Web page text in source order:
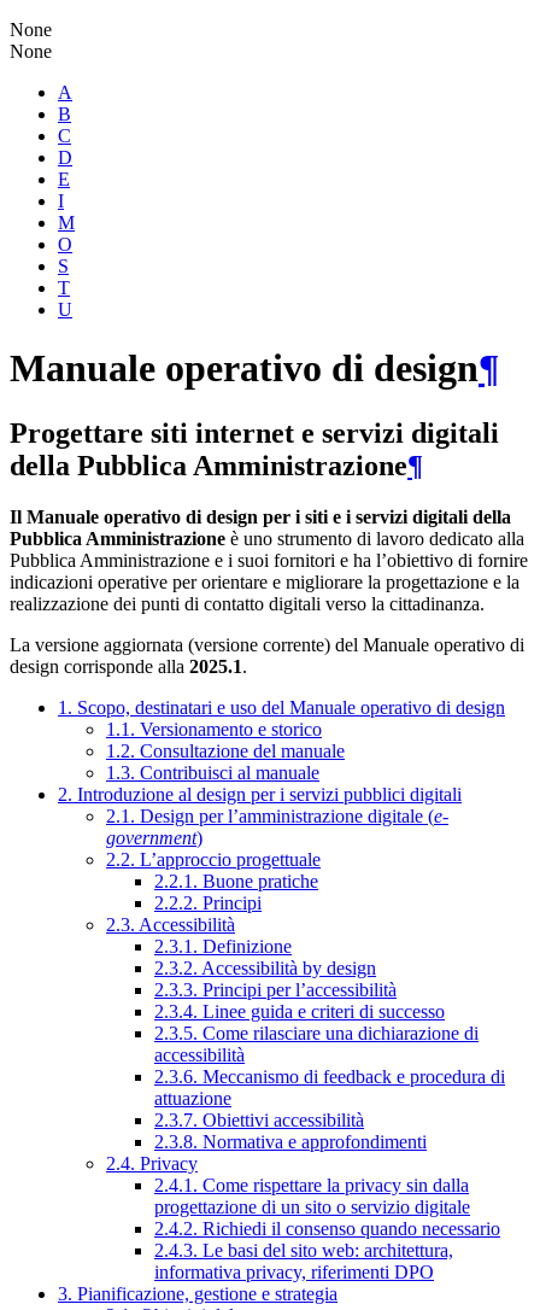
None
None
A
B
C
D
E
I
M
O
S
T
U
Manuale operativo di design¶
Progettare siti internet e servizi digitali
della Pubblica Amministrazione¶
Il Manuale operativo di design per i siti e i servizi digitali della
Pubblica Amministrazione è uno strumento di lavoro dedicato alla
Pubblica Amministrazione e i suoi fornitori e ha l’obiettivo di fornire
indicazioni operative per orientare e migliorare la progettazione e la
realizzazione dei punti di contatto digitali verso la cittadinanza.
La versione aggiornata (versione corrente) del Manuale operativo di
design corrisponde alla 2025.1.
1. Scopo, destinatari e uso del Manuale operativo di design
1.1. Versionamento e storico
1.2. Consultazione del manuale
1.3. Contribuisci al manuale
2. Introduzione al design per i servizi pubblici digitali
2.1. Design per l’amministrazione digitale (e-
government)
2.2. L’approccio progettuale
2.2.1. Buone pratiche
2.2.2. Principi
2.3. Accessibilità
2.3.1. Definizione
2.3.2. Accessibilità by design
2.3.3. Principi per l’accessibilità
2.3.4. Linee guida e criteri di successo
2.3.5. Come rilasciare una dichiarazione di
accessibilità
2.3.6. Meccanismo di feedback e procedura di
attuazione
2.3.7. Obiettivi accessibilità
2.3.8. Normativa e approfondimenti
2.4. Privacy
2.4.1. Come rispettare la privacy sin dalla
progettazione di un sito o servizio digitale
2.4.2. Richiedi il consenso quando necessario
2.4.3. Le basi del sito web: architettura,
informativa privacy, riferimenti DPO
3. Pianificazione, gestione e strategia